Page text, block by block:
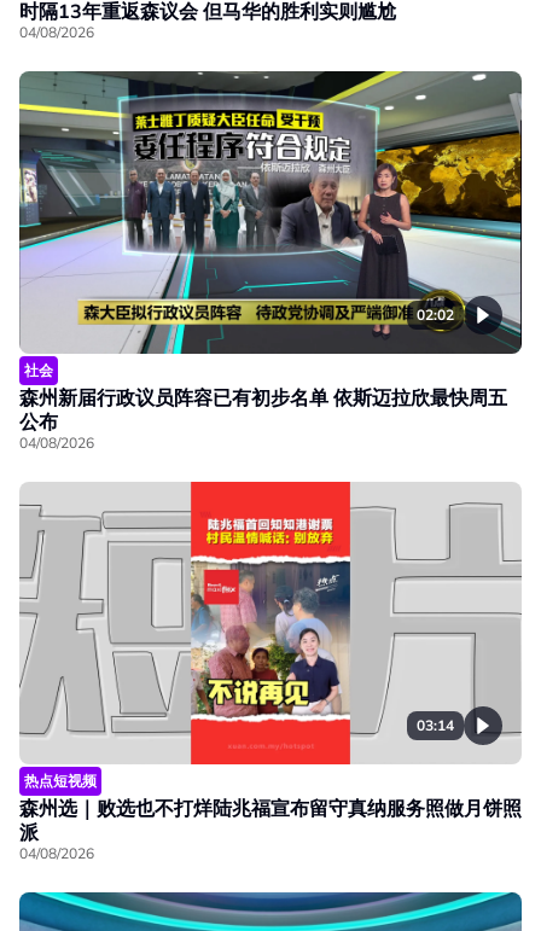
时隔13年重返森议会 但马华的胜利实则尴尬
04/08/2026
02:02
社会
森州新届行政议员阵容已有初步名单 依斯迈拉欣最快周五
公布
04/08/2026
03:14
热点短视频
森州选｜败选也不打烊陆兆福宣布留守真纳服务照做月饼照
派
04/08/2026